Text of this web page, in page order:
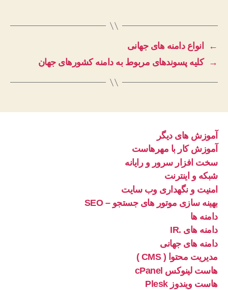
←
انواع دامنه های جهانی
→
کلیه پسوندهای مربوط به دامنه کشورهای جهان
آموزش های دیگر
آموزش کار با مهرهاست
سخت افزار سرور و رایانه
شبکه و اینترنت
امنیت و نگهداری وب سایت
بهینه سازی موتور های جستجو – SEO
دامنه ها
دامنه های .IR
دامنه های جهانی
مدیریت محتوا ( CMS )
هاست لینوکس cPanel
هاست ویندوز Plesk